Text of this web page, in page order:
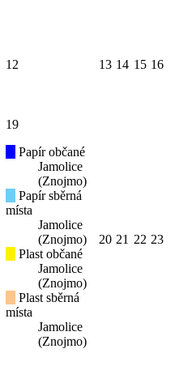
12 13 14 15 16
19
Papír občané
Jamolice
(Znojmo)
Papír sběrná
místa
Jamolice
(Znojmo)
Plast občané
Jamolice
(Znojmo)
Plast sběrná
místa
Jamolice
(Znojmo)
20 21 22 23